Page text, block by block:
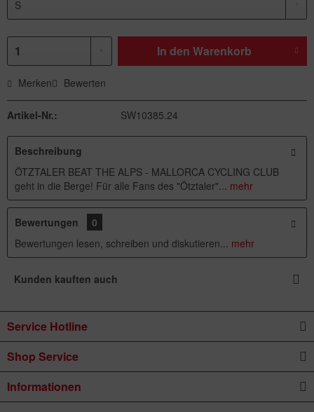
In den Warenkorb
Merken Bewerten
Artikel-Nr.: SW10385.24
Beschreibung
ÖTZTALER BEAT THE ALPS - MALLORCA CYCLING CLUB
geht in die Berge! Für alle Fans des "Ötztaler"... mehr
Bewertungen
0
Bewertungen lesen, schreiben und diskutieren... mehr
Kunden kauften auch
Service Hotline
Shop Service
Informationen